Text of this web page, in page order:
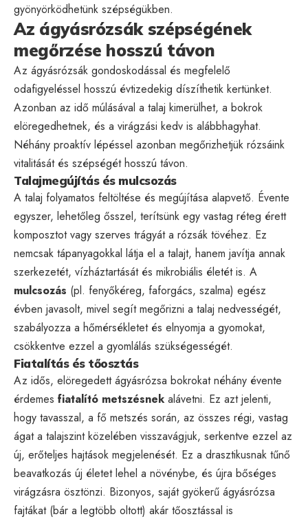
gyönyörködhetünk szépségükben.
Az ágyásrózsák szépségének
megőrzése hosszú távon
Az ágyásrózsák gondoskodással és megfelelő
odafigyeléssel hosszú évtizedekig díszíthetik kertünket.
Azonban az idő múlásával a talaj kimerülhet, a bokrok
elöregedhetnek, és a virágzási kedv is alábbhagyhat.
Néhány proaktív lépéssel azonban megőrizhetjük rózsáink
vitalitását és szépségét hosszú távon.
Talajmegújítás és mulcsozás
A talaj folyamatos feltöltése és megújítása alapvető. Évente
egyszer, lehetőleg ősszel, terítsünk egy vastag réteg érett
komposztot vagy szerves trágyát a rózsák tövéhez. Ez
nemcsak tápanyagokkal látja el a talajt, hanem javítja annak
szerkezetét, vízháztartását és mikrobiális életét is. A
mulcsozás (pl. fenyőkéreg, faforgács, szalma) egész
évben javasolt, mivel segít megőrizni a talaj nedvességét,
szabályozza a hőmérsékletet és elnyomja a gyomokat,
csökkentve ezzel a gyomlálás szükségességét.
Fiatalítás és tőosztás
Az idős, elöregedett ágyásrózsa bokrokat néhány évente
érdemes fiatalító metszésnek alávetni. Ez azt jelenti,
hogy tavasszal, a fő metszés során, az összes régi, vastag
ágat a talajszint közelében visszavágjuk, serkentve ezzel az
új, erőteljes hajtások megjelenését. Ez a drasztikusnak tűnő
beavatkozás új életet lehel a növénybe, és újra bőséges
virágzásra ösztönzi. Bizonyos, saját gyökerű ágyásrózsa
fajtákat (bár a legtöbb oltott) akár tőosztással is